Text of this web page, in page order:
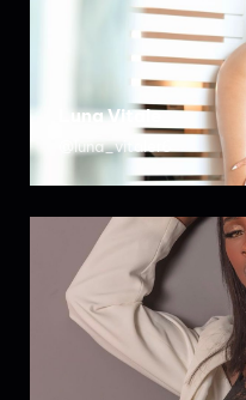
Luna Vitale
@luna_vitaler6